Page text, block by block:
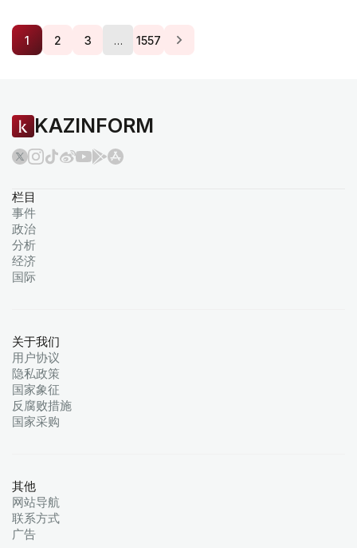
1 2 3 … 1557
KAZINFORM
栏目
事件
政治
分析
经济
国际
关于我们
用户协议
隐私政策
国家象征
反腐败措施
国家采购
其他
网站导航
联系方式
广告